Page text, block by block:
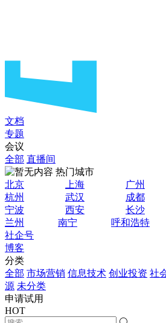
文档
专题
会议
全部 直播间
热门城市
北京
上海 广州
杭州
武汉 成都
宁波
西安 长沙
兰州
南宁 呼和浩特
社企号
博客
分类
全部 市场营销 信息技术 创业投资 社
源 未分类
申请试用
HOT